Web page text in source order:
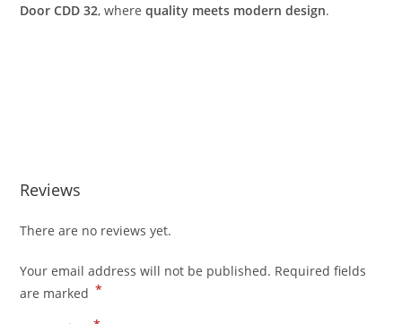
Door CDD 32, wherequality meets modern design.
Reviews
There are no reviews yet.
Your email address will not be published. Required fields
are marked *